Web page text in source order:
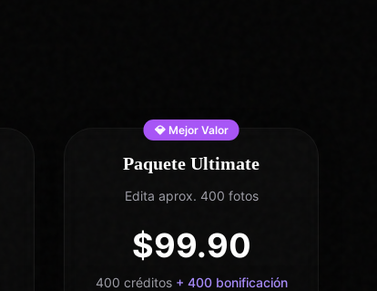
💎 Mejor Valor
Paquete Ultimate
Edita aprox. 400 fotos
$99.90
400 créditos + 400 bonificación